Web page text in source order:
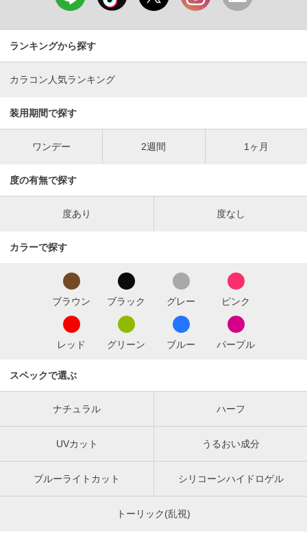
ランキングから探す
カラコン人気ランキング
装用期間で探す
ワンデー 2週間 1ヶ月
度の有無で探す
度あり 度なし
カラーで探す
ブラウン ブラック グレー ピンク
レッド グリーン ブルー パープル
スペックで選ぶ
ナチュラル ハーフ
UVカット うるおい成分
ブルーライトカット シリコーンハイドロゲル
トーリック(乱視)